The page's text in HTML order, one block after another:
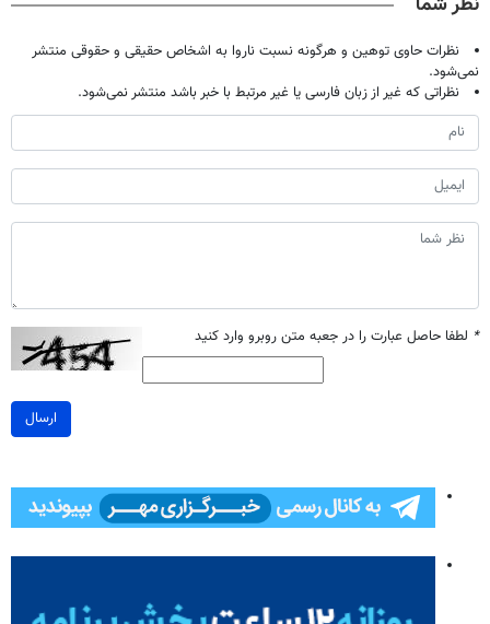
نظرات حاوی توهین و هرگونه نسبت ناروا به اشخاص حقیقی و حقوقی منتشر
نمی‌شود.
نظراتی که غیر از زبان فارسی یا غیر مرتبط با خبر باشد منتشر نمی‌شود.
* لطفا حاصل عبارت را در جعبه متن روبرو وارد کنید
ارسال